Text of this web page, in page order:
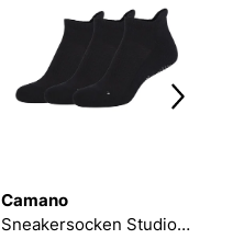
Camano
Sneakersocken Studio-Line Pilates und Yoga